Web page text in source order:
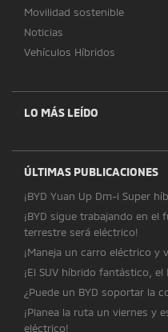
Movilidad sostenible
Noticias
Vehículos Híbridos
LO MÁS LEÍDO
ÚLTIMAS PUBLICACIONES
¡BYD Yuan Up Dm-i Super
¡BYD sigue trabajando en
terrestre será eléctrico!
¡Maneja un carro eléctrico y
¡El SUV híbrido fantástico, el
¿Puede un BYD soportar la
¡Planea la ruta un viernes y
eléctrico!